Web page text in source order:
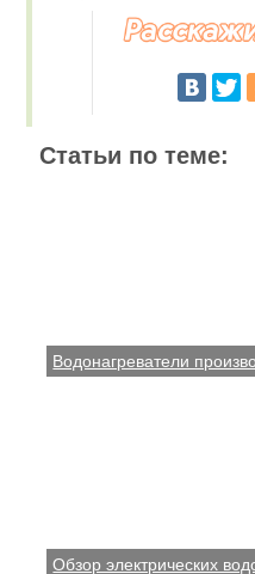
Статьи по теме:
Водонагреватели
Обзор электрических